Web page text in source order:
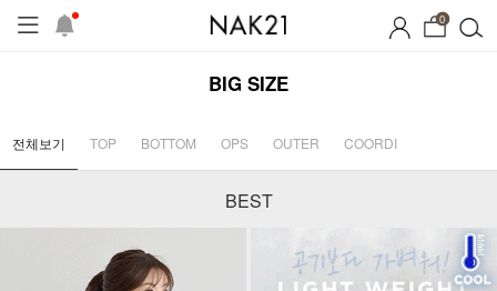
0
BIG SIZE
전체보기 TOP BOTTOM OPS OUTER COORDI
BEST